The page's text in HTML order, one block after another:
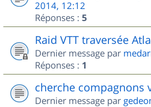
2014, 12:12
Réponses : 5
Raid VTT traversée
Dernier message par
Réponses : 1
cherche compagnons
Dernier message par